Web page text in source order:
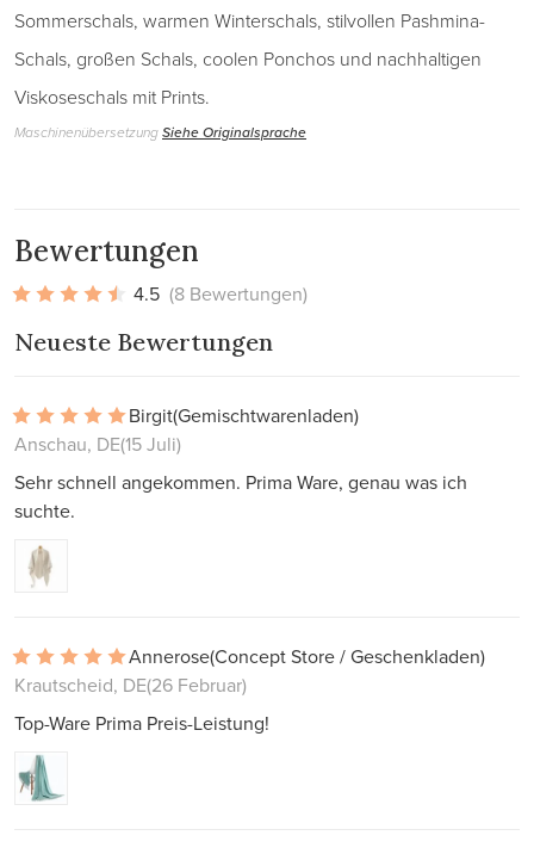
Sommerschals, warmen Winterschals, stilvollen Pashmina-
Schals, großen Schals, coolen Ponchos und nachhaltigen
Viskoseschals mit Prints.
MaschinenübersetzungSiehe Originalsprache
Bewertungen
4.5 (8 Bewertungen)
Neueste Bewertungen
Birgit(Gemischtwarenladen)
Anschau, DE(15 Juli)
Sehr schnell angekommen. Prima Ware, genau was ich
suchte.
Annerose(Concept Store / Geschenkladen)
Krautscheid, DE(26 Februar)
Top-Ware Prima Preis-Leistung!